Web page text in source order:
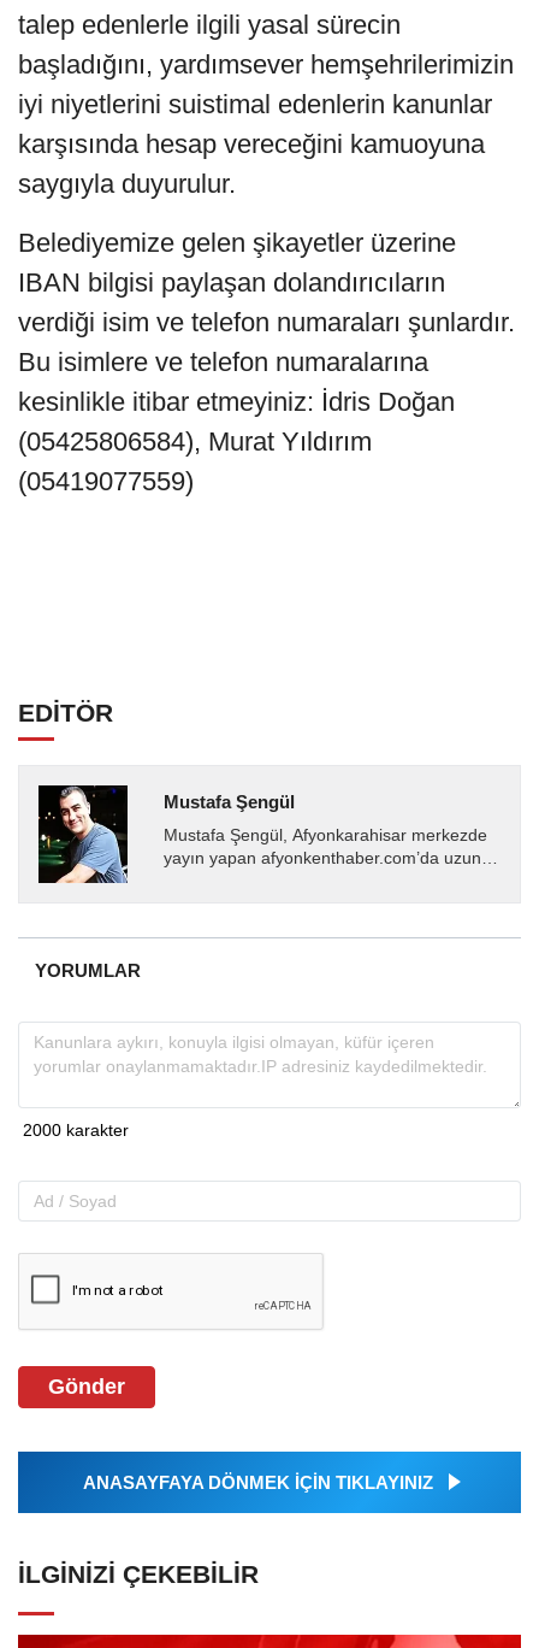
talep edenlerle ilgili yasal sürecin
başladığını, yardımsever hemşehrilerimizin
iyi niyetlerini suistimal edenlerin kanunlar
karşısında hesap vereceğini kamuoyuna
saygıyla duyurulur.
Belediyemize gelen şikayetler üzerine
IBAN bilgisi paylaşan dolandırıcıların
verdiği isim ve telefon numaraları şunlardır.
Bu isimlere ve telefon numaralarına
kesinlikle itibar etmeyiniz: İdris Doğan
(05425806584), Murat Yıldırım
(05419077559)
EDİTÖR
Mustafa Şengül
Mustafa Şengül, Afyonkarahisar merkezde
yayın yapan afyonkenthaber.com’da uzun
almakta, haber akışı...
YORUMLAR
Gönder
ANASAYFAYA DÖNMEK İÇİN TIKLAYINIZ
İLGINIZI ÇEKEBILIR